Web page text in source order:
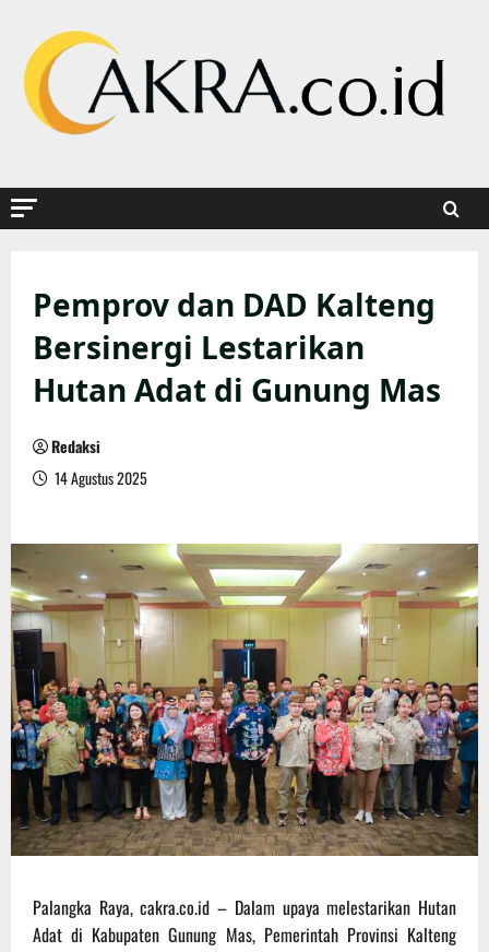
content
Pemprov dan DAD Kalteng
Bersinergi Lestarikan
Hutan Adat di Gunung Mas
Redaksi
14 Agustus 2025
Palangka Raya, cakra.co.id – Dalam upaya melestarikan Hutan
Adat di Kabupaten Gunung Mas, Pemerintah Provinsi Kalteng